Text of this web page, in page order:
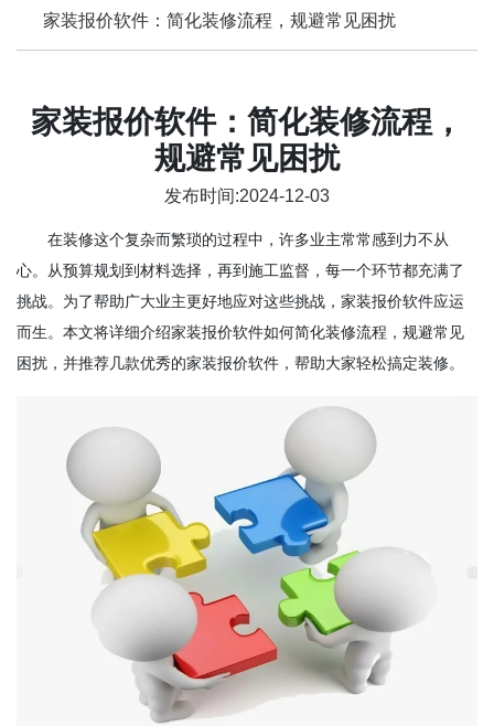
家装报价软件：简化装修流程，规避常见困扰
家装报价软件：简化装修流程，
规避常见困扰
发布时间:2024-12-03
在装修这个复杂而繁琐的过程中，许多业主常常感到力不从
心。从预算规划到材料选择，再到施工监督，每一个环节都充满了
挑战。为了帮助广大业主更好地应对这些挑战，家装报价软件应运
而生。本文将详细介绍家装报价软件如何简化装修流程，规避常见
困扰，并推荐几款优秀的家装报价软件，帮助大家轻松搞定装修。